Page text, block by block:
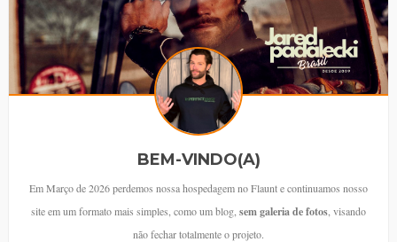
BEM-VINDO(A)
Em Março de 2026 perdemos nossa hospedagem no Flaunt e continuamos nosso
site em um formato mais simples, como um blog, sem galeria de fotos , visando
não fechar totalmente o projeto.